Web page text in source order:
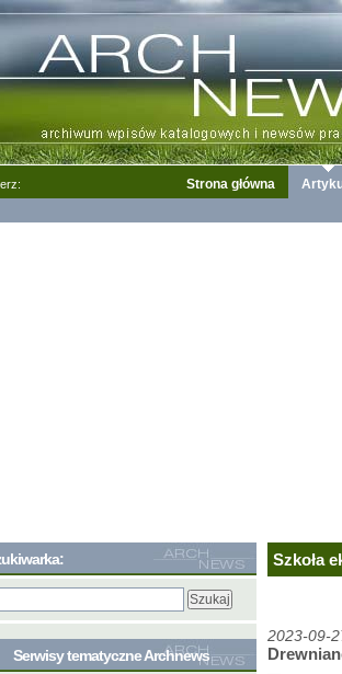
Strona główna
Szkoła
2023-09-
Serwisy tematyczne Archnews